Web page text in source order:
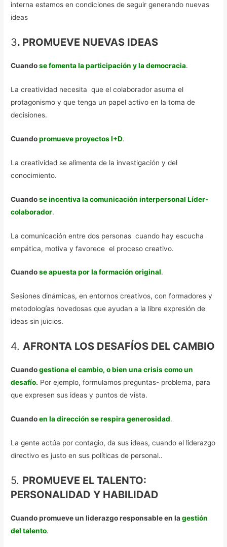
interna estamos en condiciones de seguir generando nuevas
ideas
3. PROMUEVE NUEVAS IDEAS
Cuandose fomentala participación y la democracia.
La creatividad necesita que el colaborador asuma el
protagonismo y que tenga un papel activo en la toma de
decisiones.
Cuandopromueve proyectos I+D.
La creatividad se alimenta de la investigación y del
conocimiento.
Cuandose incentiva la comunicación interpersonal Líder-
colaborador.
La comunicación entre dos personas cuando hay escucha
empática, motiva y favorece el proceso creativo.
Cuandose apuesta por la formación original.
Sesiones dinámicas, en entornos creativos, con formadores y
metodologías novedosas que ayudan a la libre expresión de
ideas sin juicios.
4.AFRONTA LOS DESAFÍOS DEL CAMBIO
Cuandogestiona el cambio, o bien una crisis como un
desafío. Por ejemplo, formulamos preguntas- problema, para
que expresen sus ideas y puntos de vista.
Cuandoen la dirección se respira generosidad.
La gente actúa por contagio, da sus ideas, cuando el liderazgo
directivo es justo en sus políticas de personal..
5. PROMUEVE EL TALENTO:
PERSONALIDAD Y HABILIDAD
Cuando promueve un liderazgo responsable en lagestión
del talento.